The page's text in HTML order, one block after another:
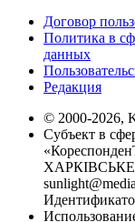
Договор
Политика в
данных
Редакция
© 2000-2026,
Субъект в
ХАРКІВСЬКЕ